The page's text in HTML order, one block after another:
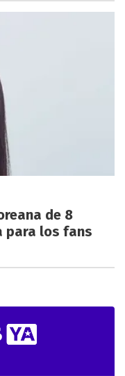
de 8
para los fans